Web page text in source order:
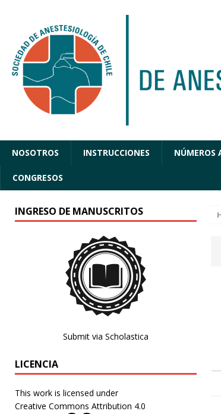
NOSOTROS INSTRUCCIONES NÚMEROS
CONGRESOS
INGRESO DE MANUSCRITOS
Submit via Scholastica
LICENCIA
This work is licensed under
Creative Commons Attribution 4.0